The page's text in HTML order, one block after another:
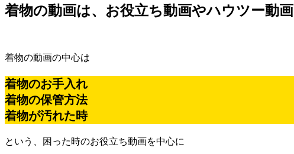
着物の動画は、お役立ち動画やハウツー動
着物の動画の中心は
着物のお手入れ
着物の保管方法
着物が汚れた時
という、困った時のお役立ち動画を中心に